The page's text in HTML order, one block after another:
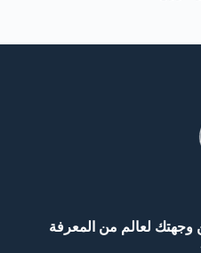
لعالم من المعرفة